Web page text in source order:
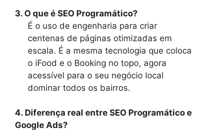
3. O que é SEO Programático?
É o uso de engenharia para criar
centenas de páginas otimizadas em
escala. É a mesma tecnologia que coloca
o iFood e o Booking no topo, agora
acessível para o seu negócio local
dominar todos os bairros.
4. Diferença real entre SEO Programático e
Google Ads?